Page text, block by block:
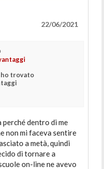
22/06/2021
ho trovato
dentro di me
non mi faceva sentire
a metà, quindi
di tornare a
on-line ne avevo